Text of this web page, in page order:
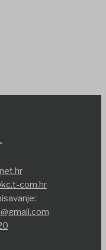
com.hr